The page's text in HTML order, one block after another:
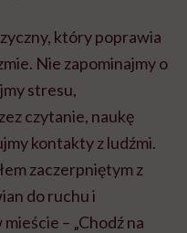
który poprawia
Nie zapominajmy o
stresu,
czytanie, naukę
kontakty z ludźmi.
zaczerpniętym z
do ruchu i
– „Chodź na